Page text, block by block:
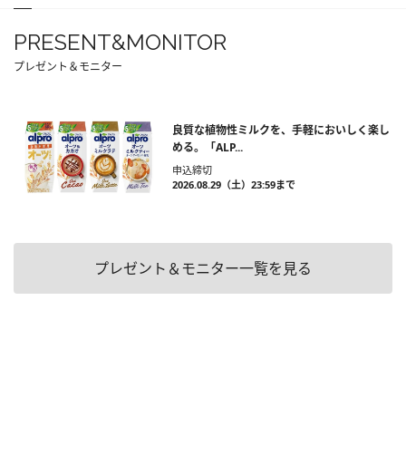
PRESENT&MONITOR
プレゼント＆モニター
良質な植物性ミルクを、手軽においしく楽し
める。「ALP...
申込締切
2026.08.29（土）23:59まで
プレゼント＆モニター一覧を見る